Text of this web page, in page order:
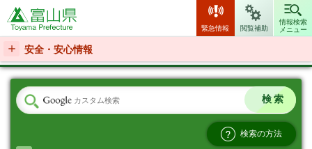
富山県
緊急情報 閲覧補助
情報検索
メニュー
安全・安心情報
検索の方法